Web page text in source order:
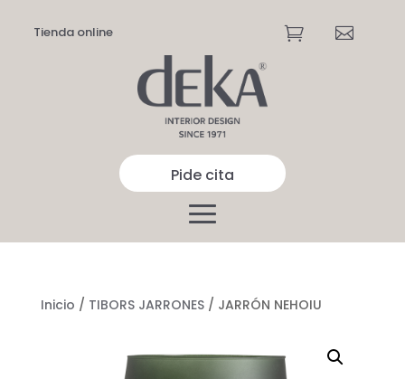
Tienda online  
Pide cita
Inicio / TIBORS JARRONES/ JARRÓN NEHOIU